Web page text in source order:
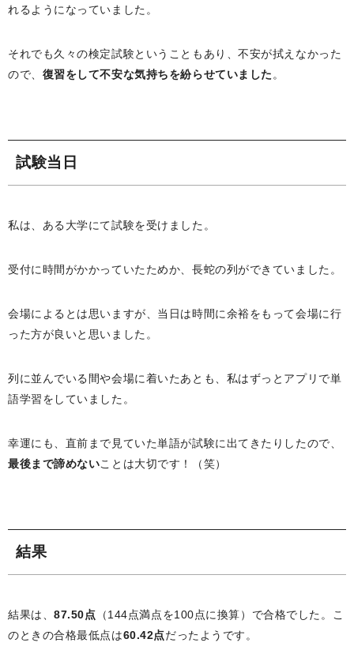
れるようになっていました。
それでも久々の検定試験ということもあり、不安が拭えなかった
ので、 復習をして不安な気持ちを紛らせていました。
試験当日
私は、ある大学にて試験を受けました。
受付に時間がかかっていたためか、長蛇の列ができていました。
会場によるとは思いますが、当日は時間に余裕をもって会場に行
った方が良いと思いました。
列に並んでいる間や会場に着いたあとも、私はずっとアプリで単
語学習をしていました。
幸運にも、直前まで見ていた単語が試験に出てきたりしたので、
最後まで諦めないことは大切です！（笑）
結果
結果は、87.50点 （144点満点を100点に換算）で合格でした。こ
のときの合格最低点は60.42点だったようです。